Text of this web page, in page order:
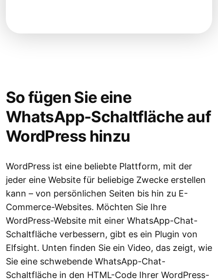
So fügen Sie eine
WhatsApp-Schaltfläche auf
WordPress hinzu
WordPress ist eine beliebte Plattform, mit der
jeder eine Website für beliebige Zwecke erstellen
kann – von persönlichen Seiten bis hin zu E-
Commerce-Websites. Möchten Sie Ihre
WordPress-Website mit einer WhatsApp-Chat-
Schaltfläche verbessern, gibt es ein Plugin von
Elfsight. Unten finden Sie ein Video, das zeigt, wie
Sie eine schwebende WhatsApp-Chat-
Schaltfläche in den HTML-Code Ihrer WordPress-